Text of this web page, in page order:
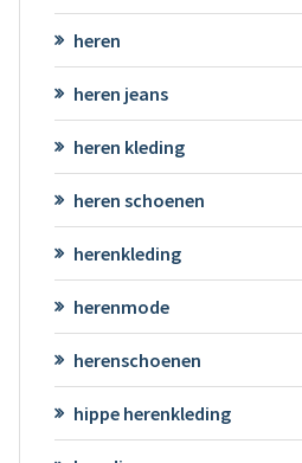
heren
heren jeans
heren kleding
heren schoenen
herenkleding
herenmode
herenschoenen
hippe herenkleding